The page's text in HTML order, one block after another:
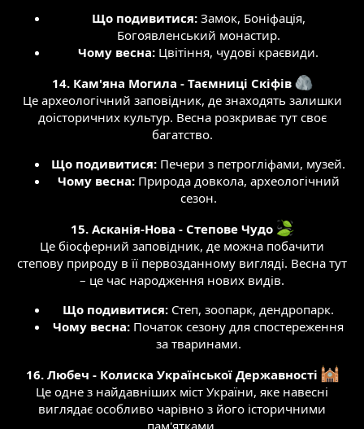
Що подивитися:Замок, Боніфація,
Богоявленський монастир.​
Чому весна: Цвітіння, чудові краєвиди.​
14. Кам'яна Могила - Таємниці Скіфів
Це археологічний заповідник, де знаходять залишки
доісторичних культур. Весна розкриває тут своє
багатство.​
Що подивитися: Печери з петрогліфами, музей.​
Чому весна:Природа довкола, археологічний
сезон.​
15. Асканія-Нова - Степове Чудо
Це біосферний заповідник, де можна побачити
степову природу в її первозданному вигляді. Весна тут
– це час народження нових видів.​
Що подивитися: Степ, зоопарк, дендропарк.​
Чому весна: Початок сезону для спостереження
за тваринами.​
16. Любеч - Колиска Української Державності
Це одне з найдавніших міст України, яке навесні
виглядає особливо чарівно з його історичними